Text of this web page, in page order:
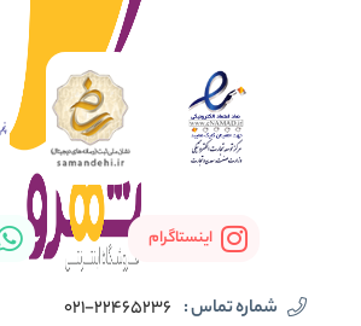
اینستاگرام
شماره تماس : 021-22465236